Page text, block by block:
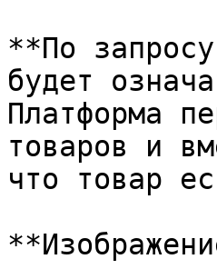
**По
будет
Платформа
товаров и
что товар